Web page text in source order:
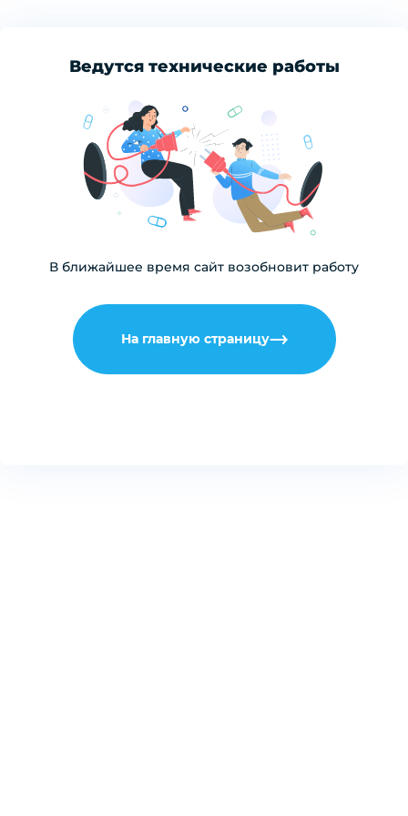
Ведутся технические работы
В ближайшее время сайт возобновит работу
На главную страницу